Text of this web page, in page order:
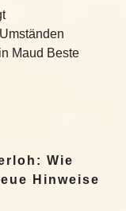
Maud Beste
Wie
Hinweise